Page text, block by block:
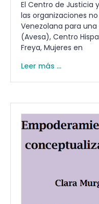
El Centro de Justicia
las organizaciones
Venezolana para
(Avesa), Centro
Freya, Mujeres en
Leer más ...